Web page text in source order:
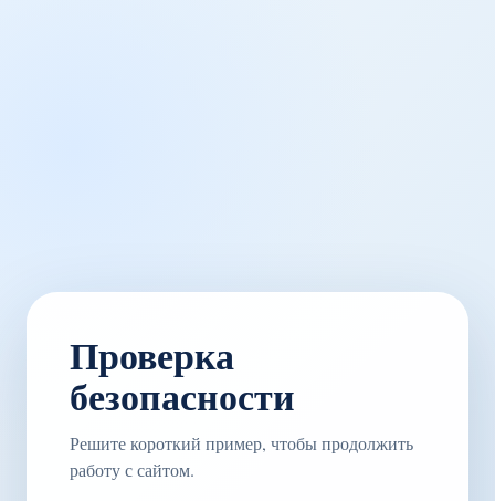
Проверка
безопасности
Решите короткий пример, чтобы продолжить
работу с сайтом.